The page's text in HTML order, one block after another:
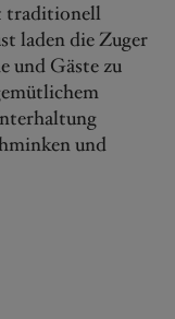
traditionell
laden die Zuger
und Gäste zu
und